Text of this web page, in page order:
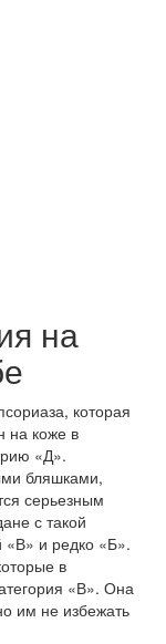
на
которая
на коже в
«Д».
бляшками,
серьезным
с такой
«В» и редко «Б».
в
«В». Она
им не избежать